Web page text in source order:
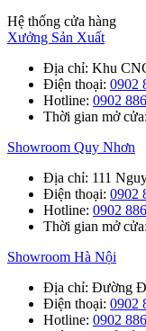
Hệ thống cửa hàng
Xưởng Sản Xuất
Địa chỉ: Khu
Điện thoại: 0902
Hotline: 0902
Thời gian mở cửa
Showroom Quy Nhơn
Địa chỉ: 111
Điện thoại: 0902
Hotline: 0902
Thời gian mở cửa
Showroom Hà Nội
Địa chỉ: Đường
Điện thoại: 0902
Hotline: 0902